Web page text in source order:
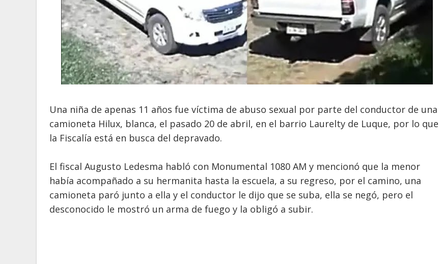
Una niña de apenas 11 años fue víctima de abuso sexual por parte del conductor de una
camioneta Hilux, blanca, el pasado 20 de abril, en el barrio Laurelty de Luque, por lo que
la Fiscalía está en busca del depravado.
El fiscal Augusto Ledesma habló con Monumental 1080 AM y mencionó que la menor
había acompañado a su hermanita hasta la escuela, a su regreso, por el camino, una
camioneta paró junto a ella y el conductor le dijo que se suba, ella se negó, pero el
desconocido le mostró un arma de fuego y la obligó a subir.